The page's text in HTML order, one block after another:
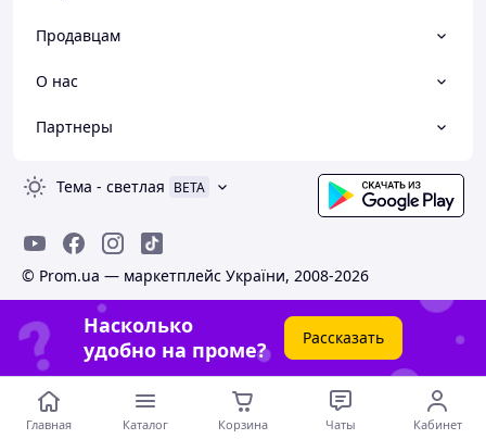
Продавцам
О нас
Партнеры
Тема - светлая BETA
© Prom.ua — маркетплейс України, 2008-2026
Насколько
удобно на проме?
Рассказать
Главная Каталог Корзина Чаты Кабинет